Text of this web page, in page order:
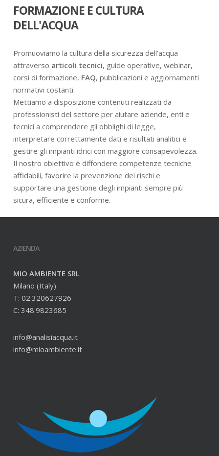
FORMAZIONE E CULTURA
DELL'ACQUA
Promuoviamo la cultura della sicurezza dell’acqua
attraverso articoli tecnici, guide operative, webinar,
corsi di formazione, FAQ, pubblicazioni e aggiornamenti
normativi costanti.
Mettiamo a disposizione contenuti realizzati da
professionisti del settore per aiutare aziende, enti e
tecnici a comprendere gli obblighi di legge,
interpretare correttamente dati e risultati analitici e
gestire gli impianti idrici con maggiore consapevolezza.
Il nostro obiettivo è diffondere competenze tecniche
affidabili, favorire la prevenzione dei rischi e
supportare una gestione degli impianti sempre più
sicura, efficiente e conforme.
AZIENDA
MIO AMBIENTE SRL
Milano (Italy)
T: 02.320627926
C: 348.9823685
info@analisiacqua.it
info@mioambiente.it